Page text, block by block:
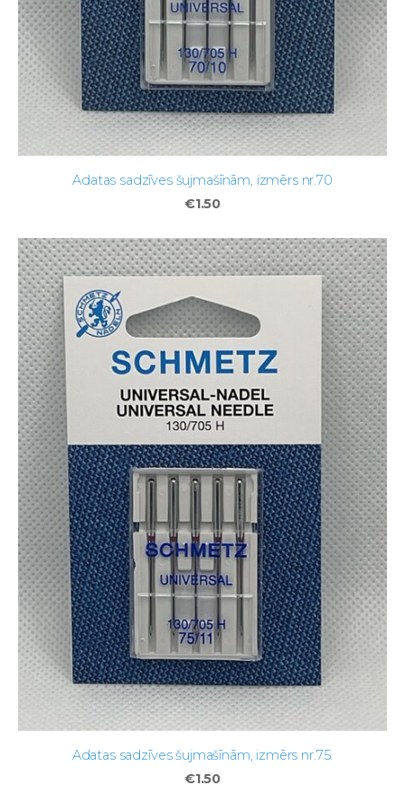
Adatas sadzīves šujmašīnām, izmērs nr.70
€1.50
Adatas sadzīves šujmašīnām, izmērs nr.75.
€1.50